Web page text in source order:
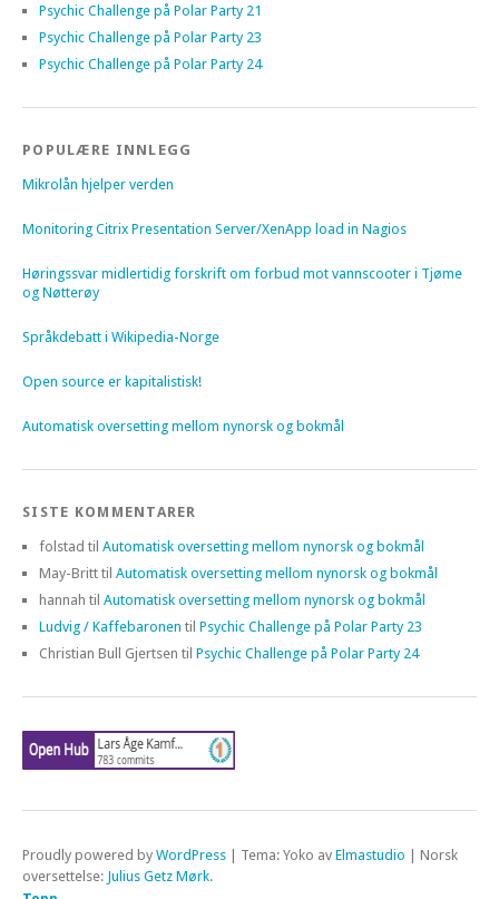
Psychic Challenge på Polar Party 21
Psychic Challenge på Polar Party 23
Psychic Challenge på Polar Party 24
POPULÆRE INNLEGG
Mikrolån hjelper verden
Monitoring Citrix Presentation Server/XenApp load in Nagios
Høringssvar midlertidig forskrift om forbud mot vannscooter i Tjøme
og Nøtterøy
Språkdebatt i Wikipedia-Norge
Open source er kapitalistisk!
Automatisk oversetting mellom nynorsk og bokmål
SISTE KOMMENTARER
folstad til Automatisk oversetting mellom nynorsk og bokmål
May-Britt til Automatisk oversetting mellom nynorsk og bokmål
hannah til Automatisk oversetting mellom nynorsk og bokmål
Ludvig / Kaffebaronen til Psychic Challenge på Polar Party 23
Christian Bull Gjertsen til Psychic Challenge på Polar Party 24
Proudly powered by WordPress | Tema: Yoko av Elmastudio | Norsk
oversettelse: Julius Getz Mørk.